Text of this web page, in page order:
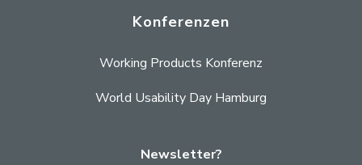
Konferenzen
Working Products Konferenz
World Usability Day Hamburg
Newsletter?